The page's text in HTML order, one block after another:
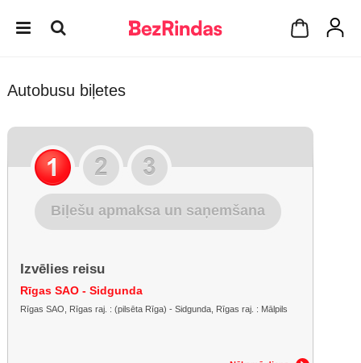
Autobusu biļetes
Biļešu apmaksa un saņemšana
Izvēlies reisu
Rīgas SAO - Sidgunda
Rīgas SAO, Rīgas raj. : (pilsēta Rīga) - Sidgunda, Rīgas raj. : Mālpils